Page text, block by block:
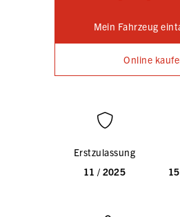
Mein Fahrzeug
Online
Erstzulassung
11 / 2025